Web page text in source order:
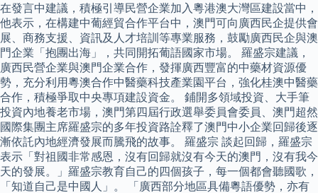
在發言中建議，積極引導民營企業加入粵港澳大灣區建設當中，
他表示，在構建中葡經貿合作平台中，澳門可向廣西民企提供會
展、商務支援、資訊及人才培訓等專業服務，鼓勵廣西民企與澳
門企業「抱團出海」，共同開拓葡語國家市場。 羅盛宗建議，
廣西民營企業與澳門企業合作，發揮廣西豐富的中藥材資源優
勢，充分利用粵澳合作中醫藥科技產業園平台，強化桂澳中醫藥
合作，積極爭取中央專項建設資金。 鋪開多領域投資、大手筆
投資內地養老市場，澳門第四屆行政選舉委員會委員、澳門超然
國際集團主席羅盛宗的多年投資路詮釋了澳門中小企業回歸後逐
漸依託內地經濟發展而騰飛的故事。 羅盛宗 談起回歸，羅盛宗
表示「對祖國非常感恩，沒有回歸就沒有今天的澳門，沒有我今
天的發展。」羅盛宗教育自己的四個孩子，每一個都會聽國歌，
「知道自己是中國人」。 「廣西部分地區具備粵語優勢，亦有